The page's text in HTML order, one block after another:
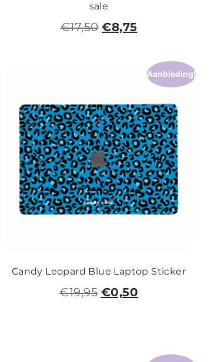
sale
€17,50 €8,75
Aanbieding!
Candy Leopard Blue Laptop Sticker
€19,95 €0,50